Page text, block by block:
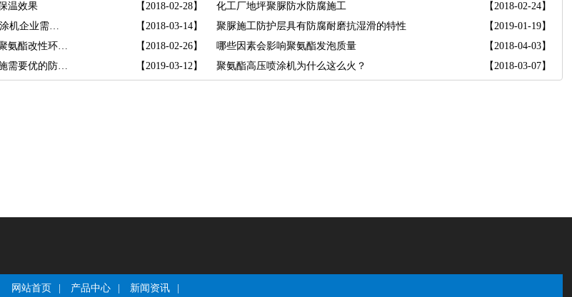
温效果 【2018-02-28】 化工厂地坪聚脲防水防腐施工
【2018-02-24】
线上线下“联手”真空聚氨酯喷涂机企业需更多
【2018-03-14】 聚脲施工防护层具有防腐耐磨抗湿滑的特性
【2019-01-19】
聚氨酯喷涂机端异氰酸酯含氟聚氨酯改性环氧树
【2018-02-26】 哪些因素会影响聚氨酯发泡质量
【2018-04-03】
集输管线是油气输送重要的设施需要优的防腐涂层
【2019-03-12】 聚氨酯高压喷涂机为什么这么火？ 【2018-03-07】
网站首页 产品中心 新闻资讯